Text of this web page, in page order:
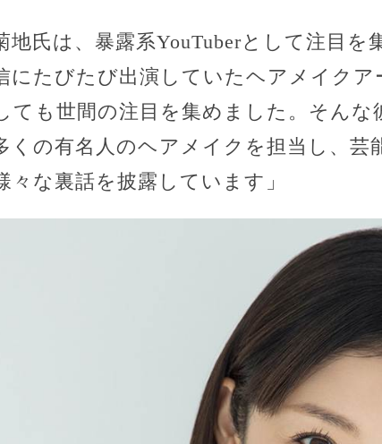
地氏は、暴露系YouTuberとして注目
にたびたび出演していたヘアメイク
ても世間の注目を集めました。そん
くの有名人のヘアメイクを担当し、芸
々な裏話を披露しています」